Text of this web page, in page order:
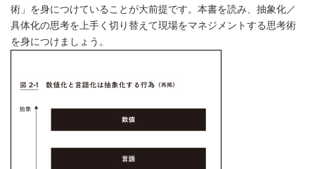
術」を身につけていることが大前提です。本書を読み、抽象化／
具体化の思考を上手く切り替えて現場をマネジメントする思考術
を身につけましょう。